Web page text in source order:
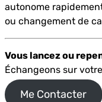
autonome
ou changement de
Vous lancez ou
Échangeons sur
Me Contacter